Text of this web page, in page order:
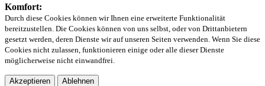
Komfort:
Durch diese Cookies können wir Ihnen eine erweiterte Funktionalität
bereitzustellen. Die Cookies können von uns selbst, oder von Drittanbietern
gesetzt werden, deren Dienste wir auf unseren Seiten verwenden. Wenn Sie diese
Cookies nicht zulassen, funktionieren einige oder alle dieser Dienste
möglicherweise nicht einwandfrei.
Akzeptieren Ablehnen